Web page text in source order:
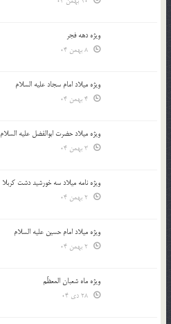
ویژه دهه فجر
ویژه میلاد امام سجاد علیه السلام
ویژه میلاد حضرت ابوالفضل علیه السلام
ویژه نامه میلاد سه خورشید دشت کربلا
ویژه میلاد امام حسین علیه السلام
ویژه ماه شعبان المعظّم